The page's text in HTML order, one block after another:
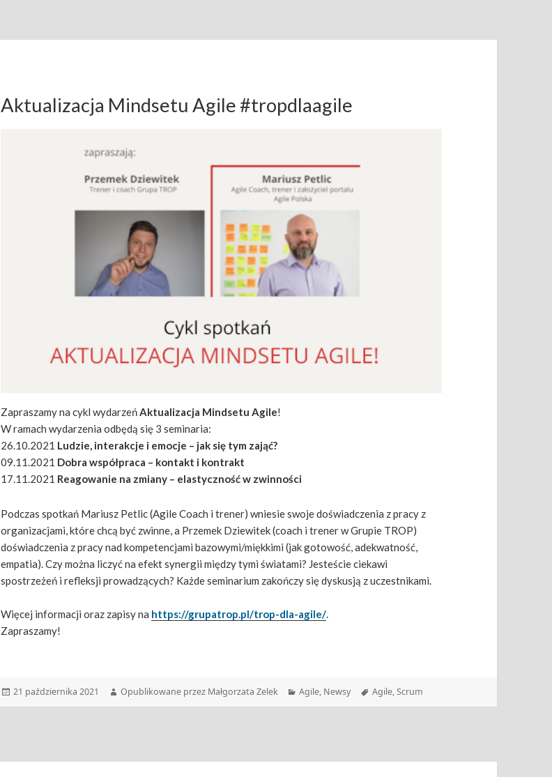
Aktualizacja Mindsetu Agile #tropdlaagile
Zapraszamy na cykl wydarzeńAktualizacja Mindsetu Agile!
W ramach wydarzenia odbędą się 3 seminaria:
26.10.2021 Ludzie, interakcje i emocje – jak się tym zająć?
09.11.2021 Dobra współpraca – kontakt i kontrakt
17.11.2021 Reagowanie na zmiany – elastyczność w zwinności
Podczas spotkań Mariusz Petlic (Agile Coach i trener) wniesie swoje doświadczenia z pracy z
organizacjami, które chcą być zwinne, a Przemek Dziewitek (coach i trener w Grupie TROP)
doświadczenia z pracy nad kompetencjami bazowymi/miękkimi (jak gotowość, adekwatność,
empatia). Czy można liczyć na efekt synergii między tymi światami? Jesteście ciekawi
spostrzeżeń i refleksji prowadzących? Każde seminarium zakończy się dyskusją z uczestnikami.
Więcej informacji oraz zapisy na https://grupatrop.pl/trop-dla-agile/.
Zapraszamy!
Data
21 października 2021 Autor
Opublikowane przez Małgorzata Zelek Kategorie
Agile, Newsy Tagi
Agile,Scrum